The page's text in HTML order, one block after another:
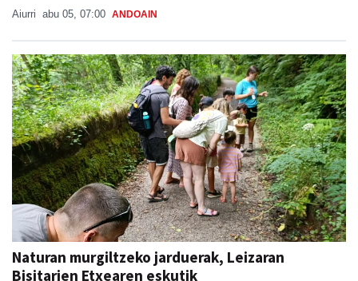
Aiurri abu 05, 07:00 ANDOAIN
Naturan murgiltzeko jarduerak, Leizaran
Bisitarien Etxearen eskutik